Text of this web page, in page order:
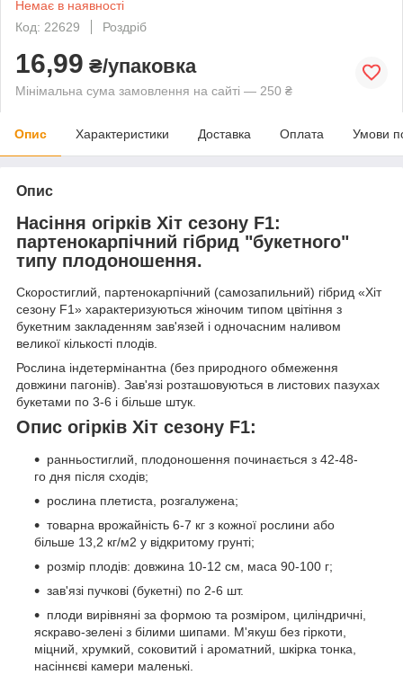
Немає в наявності
Код: 22629
Роздріб
16,99 ₴/упаковка
Мінімальна сума замовлення на сайті — 250 ₴
Опис Характеристики Доставка Оплата Умови
Опис
Насіння огірків Хіт сезону F1:
партенокарпічний гібрид "букетного"
типу плодоношення.
Скоростиглий, партенокарпічний (самозапильний) гібрид «Хіт
сезону F1» характеризуються жіночим типом цвітіння з
букетним закладенням зав'язей і одночасним наливом
великої кількості плодів.
Рослина індетермінантна (без природного обмеження
довжини пагонів). Зав'язі розташовуються в листових пазухах
букетами по 3-6 і більше штук.
Опис огірків Хіт сезону F1:
ранньостиглий, плодоношення починається з 42-48-
го дня після сходів;
рослина плетиста, розгалужена;
товарна врожайність 6-7 кг з кожної рослини або
більше 13,2 кг/м2 у відкритому грунті;
розмір плодів: довжина 10-12 см, маса 90-100 г;
зав'язі пучкові (букетні) по 2-6 шт.
плоди вирівняні за формою та розміром, циліндричні,
яскраво-зелені з білими шипами. М'якуш без гіркоти,
міцний, хрумкий, соковитий і ароматний, шкірка тонка,
насіннєві камери маленькі.